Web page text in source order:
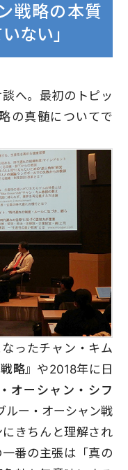
戦略の本質
ない」
へ。最初のトピッ
の真髄についてで
ったチャン・キム
略』 や2018年に日
オーシャン・シフ
ルー・オーシャン戦
きちんと理解され
番の主張は「真の